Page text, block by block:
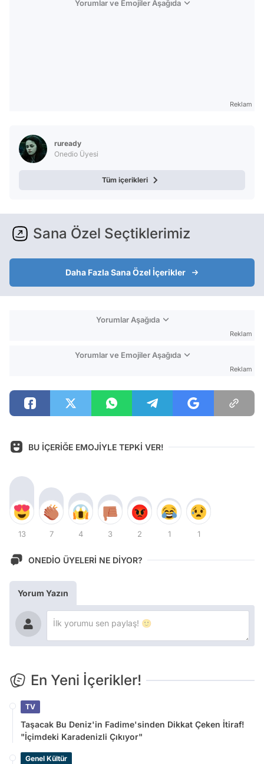
Yorumlar ve Emojiler Aşağıda
Reklam
ruready
Onedio Üyesi
Tüm içerikleri
Sana Özel Seçtiklerimiz
Daha Fazla Sana Özel İçerikler
Yorumlar Aşağıda
Reklam
Yorumlar ve Emojiler Aşağıda
Reklam
BU İÇERİĞE EMOJİYLE TEPKİ VER!
13 7 4 3 2 1 1
ONEDİO ÜYELERİ NE DİYOR?
Yorum Yazın
En Yeni İçerikler!
TV
Taşacak Bu Deniz'in Fadime'sinden Dikkat Çeken İtiraf!
"İçimdeki Karadenizli Çıkıyor"
Genel Kültür